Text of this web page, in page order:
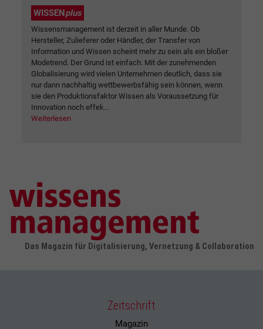
WISSENplus
Wissensmanagement ist derzeit in aller Munde. Ob
Hersteller, Zulieferer oder Händler, der Transfer von
Information und Wissen scheint mehr zu sein als ein bloßer
Modetrend. Der Grund ist einfach: Mit der zunehmenden
Globalisierung wird vielen Unternehmen deutlich, dass sie
nur dann nachhaltig wettbewerbsfähig sein können, wenn
sie den Produktionsfaktor Wissen als Voraussetzung für
Innovation noch effek...
Weiterlesen
Das Magazin für Digitalisierung, Vernetzung & Collaboration
Zeitschrift
Magazin